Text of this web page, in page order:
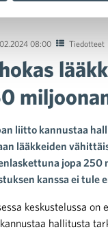
08:00 Tiedotteet
liitto kannustaa
lääkkeiden
jopa 250
kanssa ei tule
keskustelussa
hallitusta